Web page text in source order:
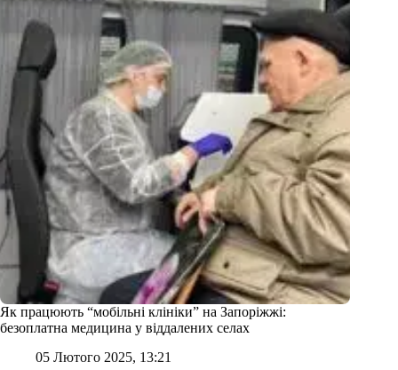
Як працюють “мобільні клініки” на Запоріжжі:
безоплатна медицина у віддалених селах
05 Лютого 2025, 13:21